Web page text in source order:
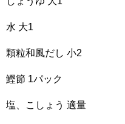
水 大1
顆粒和風だし 小2
鰹節 1パック
塩、こしょう 適量